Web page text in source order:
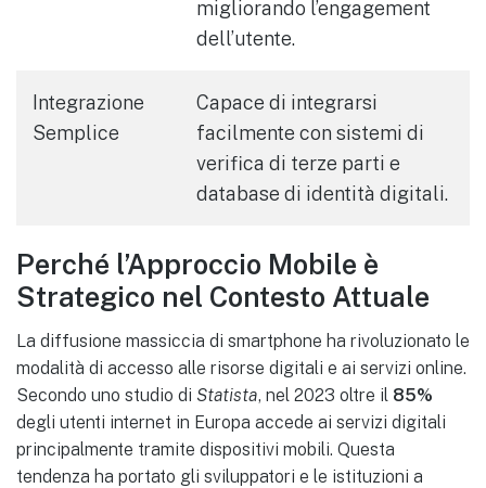
migliorando l’engagement
dell’utente.
Integrazione
Semplice
Capace di integrarsi
facilmente con sistemi di
verifica di terze parti e
database di identità digitali.
Perché l’Approccio Mobile è
Strategico nel Contesto Attuale
La diffusione massiccia di smartphone ha rivoluzionato le
modalità di accesso alle risorse digitali e ai servizi online.
Secondo uno studio di Statista, nel 2023 oltre il 85%
degli utenti internet in Europa accede ai servizi digitali
principalmente tramite dispositivi mobili. Questa
tendenza ha portato gli sviluppatori e le istituzioni a